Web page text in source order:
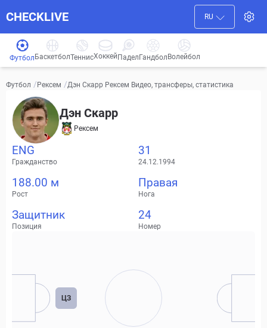
CHECKLIVE RU
Футбол БаскетболТеннисХоккей ПаделГандбол Волейбол
Футбол / Рексем /Дэн Скарр Рексем Видео, трансферы, статистика
Дэн Скарр
Рексем
ENG
Гражданство
31
24.12.1994
188.00 м
Рост
Правая
Нога
Защитник
Позиция
24
Номер
ЦЗ